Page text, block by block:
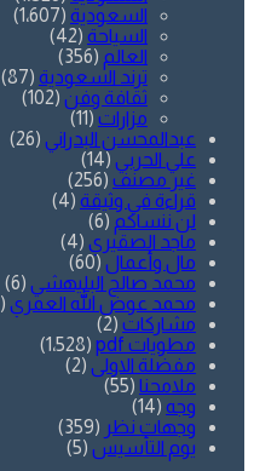
السعودية (1٬607)
السياحة (42)
العالم (356)
ترند السعودية (87)
ثقافة وفن (102)
مزارات (11)
عبدالمحسن البدراني (26)
علي الحربي (14)
غير مصنف (256)
قراءة في وثيقة (4)
لن ننساكم (6)
ماجد الصقيري (4)
مال وأعمال (60)
محمد صالح البليهشي (6)
محمد عوض الله العمري (45)
مشاركات (2)
مطويات pdf
(1٬528)
مفضلة الاولى (2)
ملامحنا (55)
وجه (14)
وجهات نظر (359)
يوم التأسيس (5)